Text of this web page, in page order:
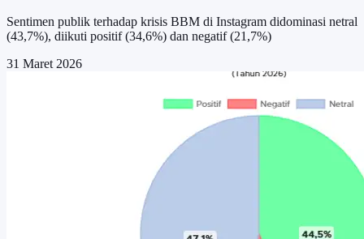
Sentimen publik terhadap krisis BBM di Instagram didominasi netral
(43,7%), diikuti positif (34,6%) dan negatif (21,7%)
31 Maret 2026